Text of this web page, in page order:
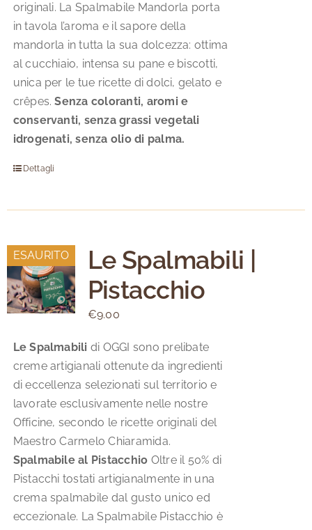
originali. La Spalmabile Mandorla porta
in tavola l’aroma e il sapore della
mandorla in tutta la sua dolcezza: ottima
al cucchiaio, intensa su pane e biscotti,
unica per le tue ricette di dolci, gelato e
crêpes.Senza coloranti, aromi e
conservanti, senza grassi vegetali
idrogenati, senza olio di palma.
Dettagli
ESAURITO
Le Spalmabili |
Pistacchio
€9.00
Le Spalmabili di OGGI sono prelibate
creme artigianali ottenute da ingredienti
di eccellenza selezionati sul territorio e
lavorate esclusivamente nelle nostre
Officine, secondo le ricette originali del
Maestro Carmelo Chiaramida.
Spalmabile al Pistacchio Oltre il 50% di
Pistacchi tostati artigianalmente in una
crema spalmabile dal gusto unico ed
eccezionale. La Spalmabile Pistacchio è